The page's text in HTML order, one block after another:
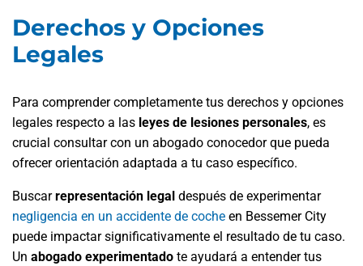
Derechos y Opciones
Legales
Para comprender completamente tus derechos y opciones
legales respecto a las leyes de lesiones personales, es
crucial consultar con un abogado conocedor que pueda
ofrecer orientación adaptada a tu caso específico.
Buscarrepresentación legal después de experimentar
negligencia en un accidente de coche en Bessemer City
puede impactar significativamente el resultado de tu caso.
Un abogado experimentado te ayudará a entender tus